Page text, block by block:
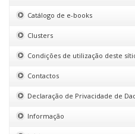
Catálogo de e-books
Clusters
Condições de utilização deste
Contactos
Declaração de Privacidade de
Informação